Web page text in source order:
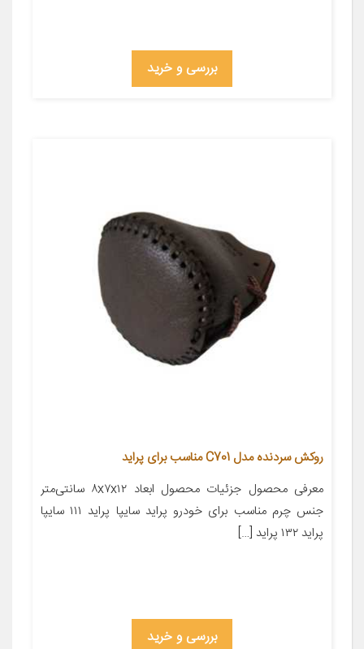
بررسی و خرید
روکش سردنده مدل C701 مناسب برای پراید
معرفی محصول جزئیات محصول ابعاد ۸x۷x۱۲ سانتی‌متر
جنس چرم مناسب برای خودرو پراید سایپا پراید ۱۱۱ سایپا
پراید ۱۳۲ پراید […]
بررسی و خرید